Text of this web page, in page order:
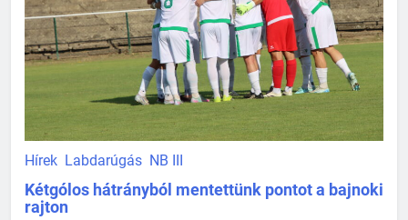
Hírek Labdarúgás NB III
Kétgólos hátrányból mentettünk pontot a bajnoki
rajton